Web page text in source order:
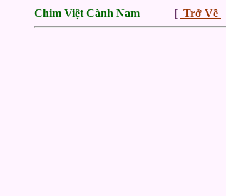
Chim Việt Cành Nam [ Trở Về